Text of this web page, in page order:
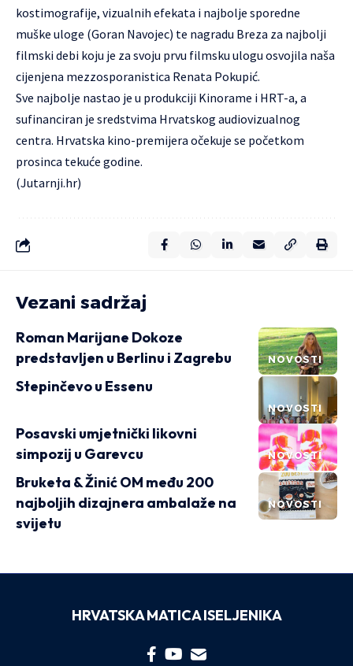
kostimografije, vizualnih efekata i najbolje sporedne
muške uloge (Goran Navojec) te nagradu Breza za najbolji
filmski debi koju je za svoju prvu filmsku ulogu osvojila naša
cijenjena mezzosporanistica Renata Pokupić.
Sve najbolje nastao je u produkciji Kinorame i HRT-a, a
sufinanciran je sredstvima Hrvatskog audiovizualnog
centra. Hrvatska kino-premijera očekuje se početkom
prosinca tekuće godine.
(Jutarnji.hr)
Vezani sadržaj
NOVOSTI
Roman Marijane Dokoze
predstavljen u Berlinu i Zagrebu
NOVOSTI
Stepinčevo u Essenu
NOVOSTI
Posavski umjetnički likovni
simpozij u Garevcu
NOVOSTI
Bruketa & Žinić OM među 200
najboljih dizajnera ambalaže na
svijetu
HRVATSKA MATICA ISELJENIKA